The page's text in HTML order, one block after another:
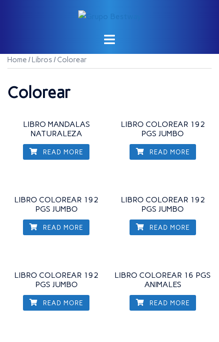
Home /Libros / Colorear
Colorear
LIBRO MANDALAS
NATURALEZA
READ MORE
LIBRO COLOREAR 192
PGS JUMBO
READ MORE
LIBRO COLOREAR 192
PGS JUMBO
READ MORE
LIBRO COLOREAR 192
PGS JUMBO
READ MORE
LIBRO COLOREAR 192
PGS JUMBO
READ MORE
LIBRO COLOREAR 16 PGS
ANIMALES
READ MORE